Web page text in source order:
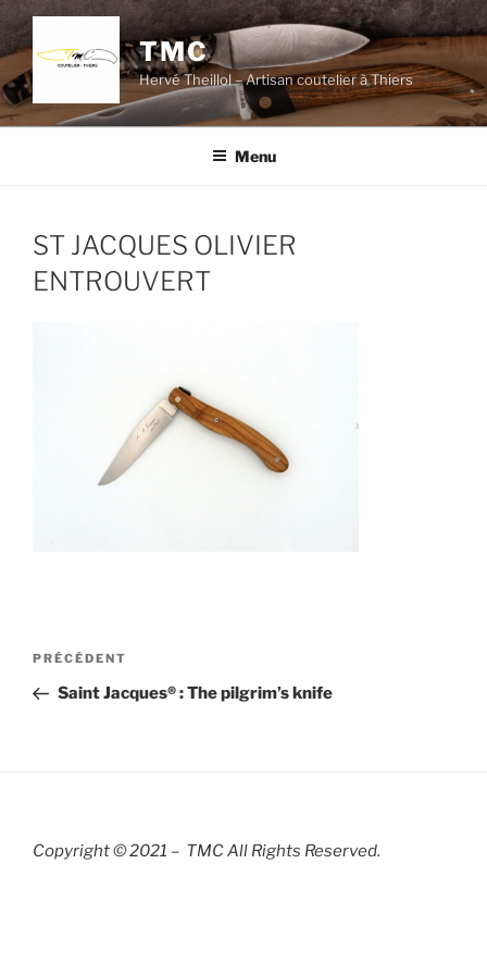
Aller
contenu
principal
TMC
Hervé Theillol – Artisan coutelier à Thiers
Menu
ST JACQUES OLIVIER
ENTROUVERT
Navigation
l’article
Article
précédent
PRÉCÉDENT
Saint Jacques® : The pilgrim’s knife
Copyright © 2021 – TMC All Rights Reserved.